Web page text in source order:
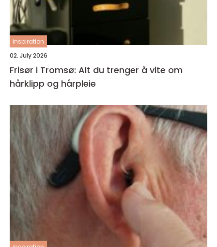
inspiration
02. July 2026
Frisør i Tromsø: Alt du trenger å vite om
hårklipp og hårpleie